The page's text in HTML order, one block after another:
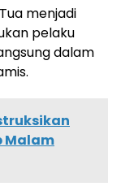
menjadi
pelaku
dalam
Malam